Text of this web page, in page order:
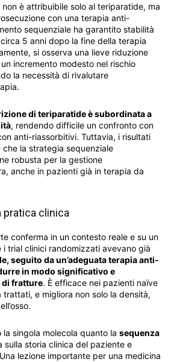
è attribuibile solo al teriparatide, ma
con una terapia anti-
sequenziale ha garantito stabilità
5 anni dopo la fine della terapia
si osserva una lieve riduzione
incremento modesto nel rischio
la necessità di rivalutare
di teriparatide è subordinata a
, rendendo difficile un confronto con
anti-riassorbitivi. Tuttavia, i risultati
la strategia sequenziale
robusta per la gestione
anche in pazienti già in terapia da
pratica clinica
conferma in un contesto reale e su un
i trial clinici randomizzati avevano già
seguito da un’adeguata terapia anti-
in modo significativo e
fratture. È efficace nei pazienti naïve
trattati, e migliora non solo la densità,
singola molecola quanto la sequenza
sulla storia clinica del paziente e
lezione importante per una medicina